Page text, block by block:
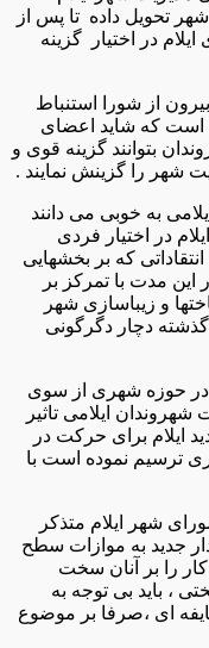
تحویل داده تا پس از
در اختیار گزینه
از شورا استنباط
است که شاید اعضای
بتوانند گزینه قوی و
شهر را گزینش نمایند .
به خوبی می دانند
در اختیار فردی
که بر بخشهایی
این مدت با تمرکز بر
و زیباسازی شهر
دچار دگرگونی
در حوزه شهری از سوی
شهروندان ایلامی تاثیر
ایلام برای حرکت در
ترسیم نموده است با
شهر ایلام متذکر
جدید به موازات سطح
را بر آنان سخت
، باید بی توجه به
ای ،صرفا بر موضوع